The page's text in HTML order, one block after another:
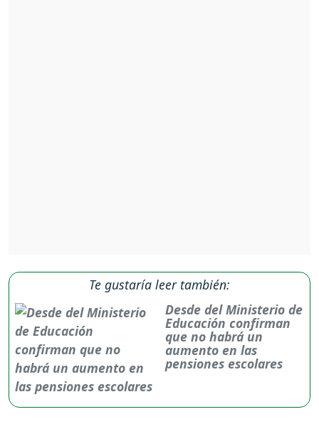
Te gustaría leer también:
Desde del Ministerio de
Educación confirman
que no habrá un
aumento en las
pensiones escolares